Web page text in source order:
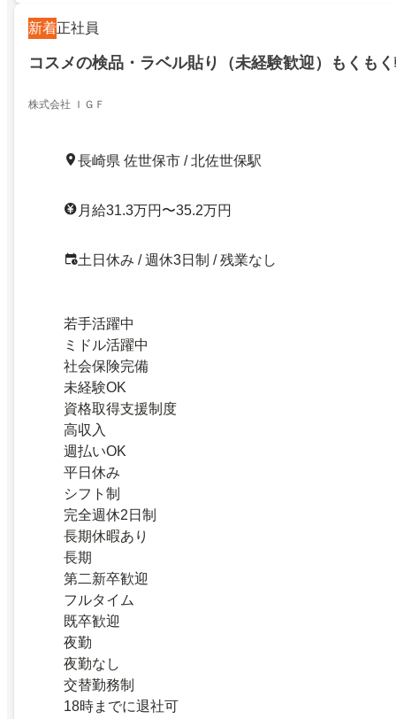
新着正社員
コスメの検品・ラベル貼り（未経験歓迎）もくも
株式会社 ＩＧＦ
長崎県 佐世保市 / 北佐世保駅
月給31.3万円〜35.2万円
土日休み / 週休3日制 / 残業なし
若手活躍中
ミドル活躍中
社会保険完備
未経験OK
資格取得支援制度
高収入
週払いOK
平日休み
シフト制
完全週休2日制
長期休暇あり
長期
第二新卒歓迎
フルタイム
既卒歓迎
夜勤
夜勤なし
交替勤務制
18時までに退社可